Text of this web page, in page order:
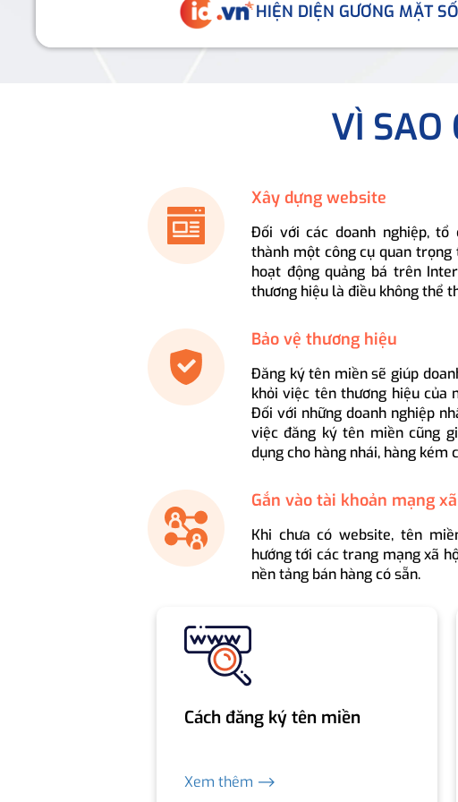
HIỆN DIỆN GƯƠNG MẶT SỐ
VÌ SAO
Xây dựng website
Đối với các doanh nghiệp,
thành một công cụ quan
hoạt động quảng bá trên
thương hiệu là điều không thể
Bảo vệ thương hiệu
Đăng ký tên miền sẽ giúp
khỏi việc tên thương hiệu của
Đối với những doanh nghiệp
việc đăng ký tên miền cũng
dụng cho hàng nhái, hàng
Gắn vào tài khoản mạng
Khi chưa có website, tên
hướng tới các trang mạng xã
nền tảng bán hàng có sẵn.
Cách đăng ký tên miền
Xem thêm ⟶